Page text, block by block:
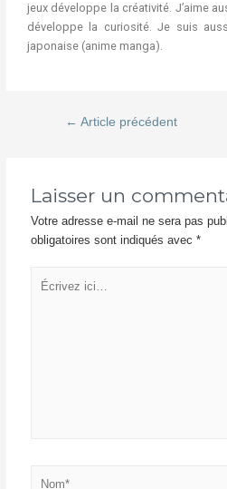
jeux développe la créativité. J’aime
développe la curiosité. Je suis
japonaise (anime manga).
← Article précédent
Laisser un
Votre adresse e-mail ne sera pas
obligatoires sont indiqués avec*